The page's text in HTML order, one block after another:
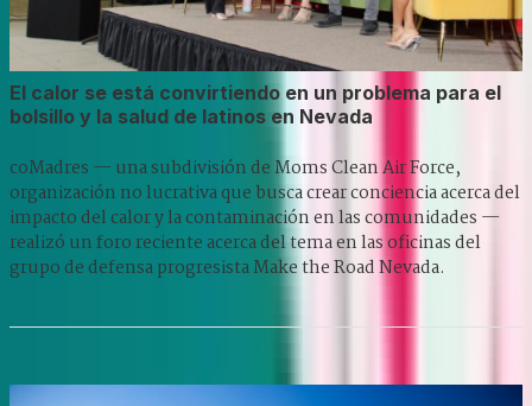
El calor se está convirtiendo en un problema para el
bolsillo y la salud de latinos en Nevada
coMadres — una subdivisión de Moms Clean Air Force,
organización no lucrativa que busca crear conciencia acerca del
impacto del calor y la contaminación en las comunidades —
realizó un foro reciente acerca del tema en las oficinas del
grupo de defensa progresista Make the Road Nevada.